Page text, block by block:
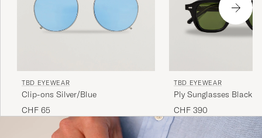
TBD EYEWEAR
Clip-ons Silver/Blue
CHF 65
TBD EYEWEAR
Ply Sunglasses Black
CHF 390